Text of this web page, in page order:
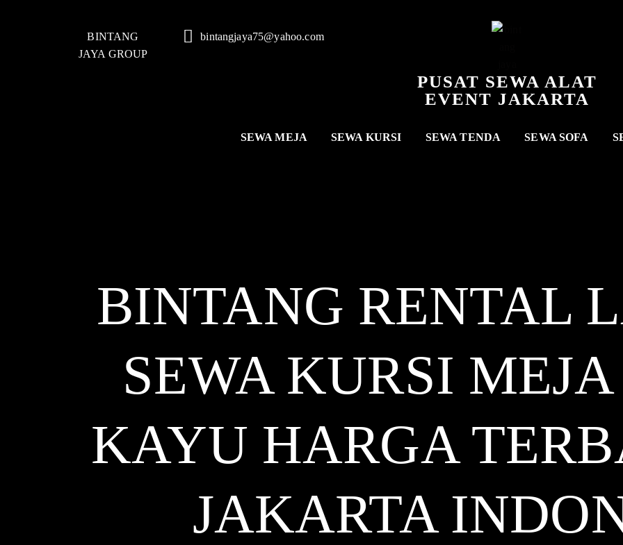
BINTANG
JAYA GROUP
bintangjaya75@yahoo.com
PUSAT SEWA ALAT
EVENT JAKARTA
SEWA MEJA SEWA KURSI SEWA TENDA SEWA SOFA
BINTANG RENTAL
SEWA KURSI
KAYU HARGA
JAKARTA